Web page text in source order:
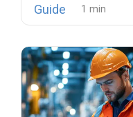
structurelle. Ce
auparavant…
Guide